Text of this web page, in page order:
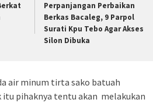
Perpanjangan Perbaikan
Berkas Bacaleg, 9 Parpol
Surati Kpu Tebo Agar Akses
Silon Dibuka
air minum tirta sako batuah
itu pihaknya tentu akan melakukan